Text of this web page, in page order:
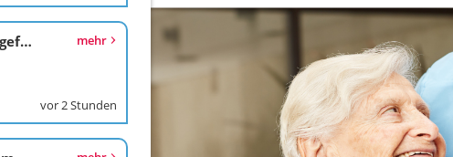
Du bedeutest uns was: Arbeite als Pflegefachkraft / Pflegefachfrau*mann in den DRK Kliniken Berlin Köpenick mehr
vor 2 Stunden